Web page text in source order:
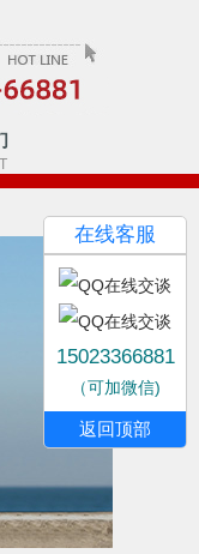
在线客服
15023366881
（可加微信)
返回顶部